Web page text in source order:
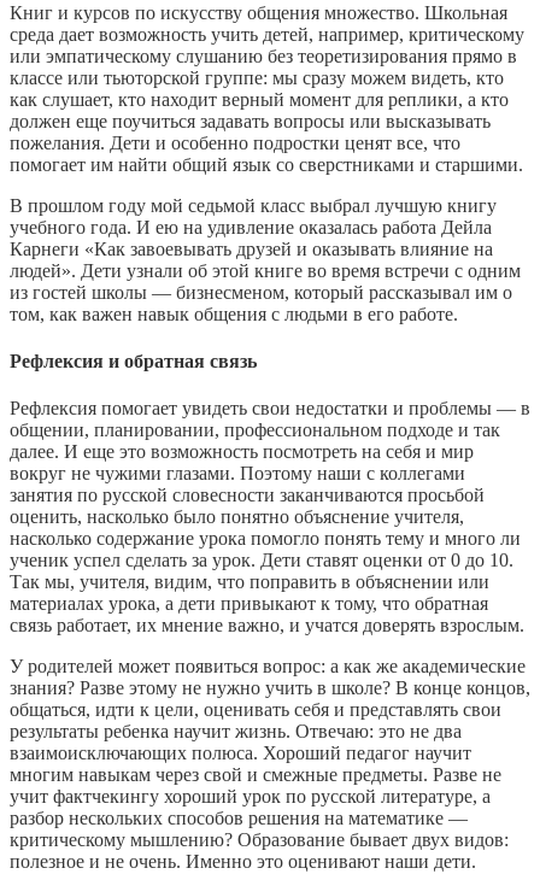
Книг и курсов по искусству общения множество. Школьная
среда дает возможность учить детей, например, критическому
или эмпатическому слушанию без теоретизирования прямо в
классе или тьюторской группе: мы сразу можем видеть, кто
как слушает, кто находит верный момент для реплики, а кто
должен еще поучиться задавать вопросы или высказывать
пожелания. Дети и особенно подростки ценят все, что
помогает им найти общий язык со сверстниками и старшими.
В прошлом году мой седьмой класс выбрал лучшую книгу
учебного года. И ею на удивление оказалась работа Дейла
Карнеги «Как завоевывать друзей и оказывать влияние на
людей». Дети узнали об этой книге во время встречи с одним
из гостей школы — бизнесменом, который рассказывал им о
том, как важен навык общения с людьми в его работе.
Рефлексия и обратная связь
Рефлексия помогает увидеть свои недостатки и проблемы — в
общении, планировании, профессиональном подходе и так
далее. И еще это возможность посмотреть на себя и мир
вокруг не чужими глазами. Поэтому наши с коллегами
занятия по русской словесности заканчиваются просьбой
оценить, насколько было понятно объяснение учителя,
насколько содержание урока помогло понять тему и много ли
ученик успел сделать за урок. Дети ставят оценки от 0 до 10.
Так мы, учителя, видим, что поправить в объяснении или
материалах урока, а дети привыкают к тому, что обратная
связь работает, их мнение важно, и учатся доверять взрослым.
У родителей может появиться вопрос: а как же академические
знания? Разве этому не нужно учить в школе? В конце концов,
общаться, идти к цели, оценивать себя и представлять свои
результаты ребенка научит жизнь. Отвечаю: это не два
взаимоисключающих полюса. Хороший педагог научит
многим навыкам через свой и смежные предметы. Разве не
учит фактчекингу хороший урок по русской литературе, а
разбор нескольких способов решения на математике —
критическому мышлению? Образование бывает двух видов:
полезное и не очень. Именно это оценивают наши дети.